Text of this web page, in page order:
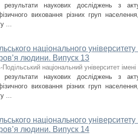
результати наукових досліджень з
виховання різних груп населення,
...
національного університету
людини. Випуск 13
національний університет імені
результати наукових досліджень з
виховання різних груп населення,
...
національного університету
людини. Випуск 14